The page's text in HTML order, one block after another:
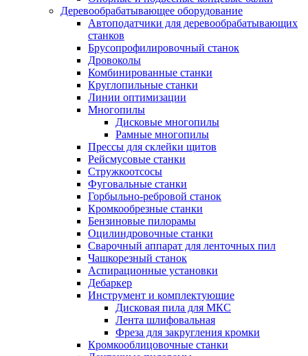
Деревообрабатывающее оборудование
Автоподатчики для деревообрабатывающих
станков
Брусопрофилировочный станок
Дровоколы
Комбинированные станки
Круглопильные станки
Линии оптимизации
Многопилы
Дисковые многопилы
Рамные многопилы
Прессы для склейки щитов
Рейсмусовые станки
Стружкоотсосы
Фуговальные станки
Горбыльно-ребровой станок
Кромкообрезные станки
Бензиновые пилорамы
Оцилиндровочные станки
Сварочный аппарат для ленточных пил
Чашкорезный станок
Аспирационные установки
Дебаркер
Инструмент и комплектующие
Дисковая пила для МКС
Лента шлифовальная
Фреза для закругления кромки
Кромкооблицовочные станки